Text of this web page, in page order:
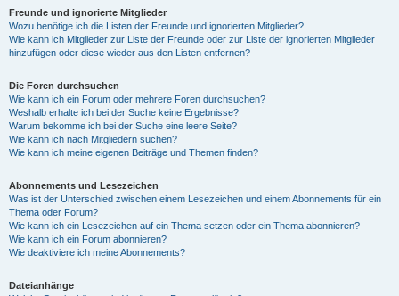
Freunde und ignorierte Mitglieder
Wozu benötige ich die Listen der Freunde und ignorierten Mitglieder?
Wie kann ich Mitglieder zur Liste der Freunde oder zur Liste der ignorierten Mitglieder
hinzufügen oder diese wieder aus den Listen entfernen?
Die Foren durchsuchen
Wie kann ich ein Forum oder mehrere Foren durchsuchen?
Weshalb erhalte ich bei der Suche keine Ergebnisse?
Warum bekomme ich bei der Suche eine leere Seite?
Wie kann ich nach Mitgliedern suchen?
Wie kann ich meine eigenen Beiträge und Themen finden?
Abonnements und Lesezeichen
Was ist der Unterschied zwischen einem Lesezeichen und einem Abonnements für ein
Thema oder Forum?
Wie kann ich ein Lesezeichen auf ein Thema setzen oder ein Thema abonnieren?
Wie kann ich ein Forum abonnieren?
Wie deaktiviere ich meine Abonnements?
Dateianhänge